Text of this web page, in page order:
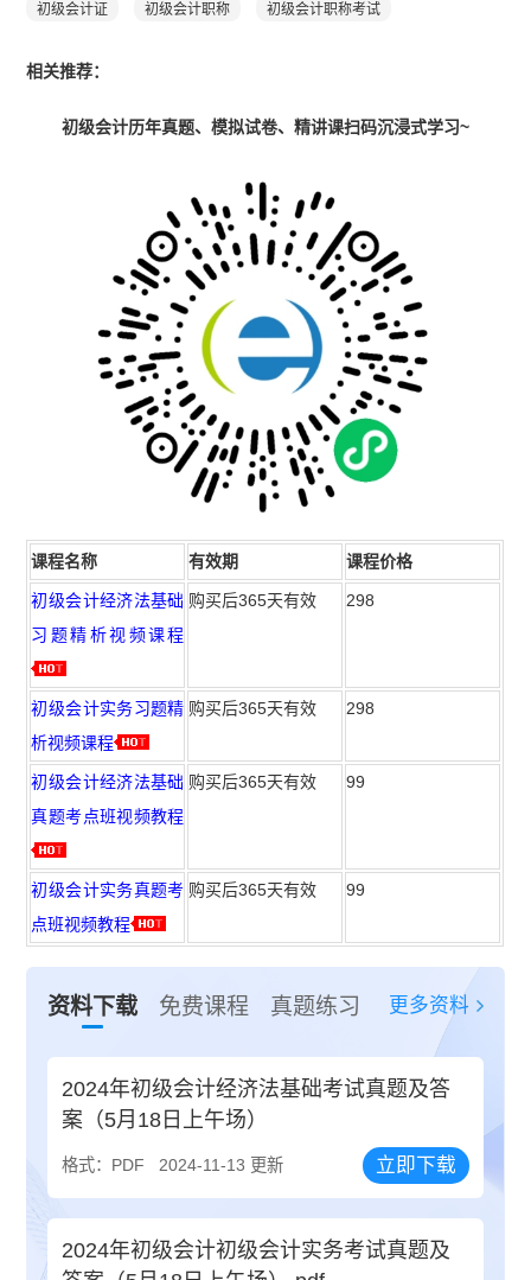
初级会计证 初级会计职称 初级会计职称考试
相关推荐：
初级会计历年真题、模拟试卷、精讲课扫码沉浸式学习~
课程名称 有效期 课程价格
初级会计经济法基础
习题精析视频课程
购买后365天有效 298
初级会计实务习题精
析视频课程
购买后365天有效 298
初级会计经济法基础
真题考点班视频教程
购买后365天有效 99
初级会计实务真题考
点班视频教程
购买后365天有效 99
资料下载 免费课程 真题练习 更多资料
2024年初级会计经济法基础考试真题及答
案（5月18日上午场）
格式：PDF 2024-11-13 更新 立即下载
2024年初级会计初级会计实务考试真题及